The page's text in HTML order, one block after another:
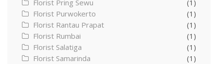
Florist Pring Sewu
(1)
Florist Purwokerto
(1)
Florist Rantau Prapat
(1)
Florist Rumbai
(1)
Florist Salatiga
(1)
Florist Samarinda
(1)